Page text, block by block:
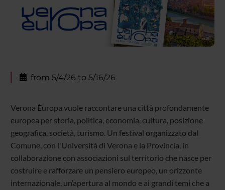
from 5/4/26 to 5/16/26
Verona Èuropa vuole raccontare una città profondamente
europea per storia, politica, economia, cultura, posizione
geografica, società, turismo. Un festival organizzato dal
Comune, con l'Università di Verona e la Provincia, in
collaborazione con associazioni sul territorio che nasce per
costruire e rafforzare un pensiero europeo, un orizzonte
internazionale, un’apertura al mondo e ai grandi temi che a